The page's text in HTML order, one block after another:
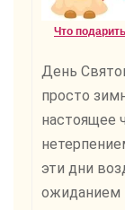
Что
День
просто
настоящее
эти дни
ожиданием